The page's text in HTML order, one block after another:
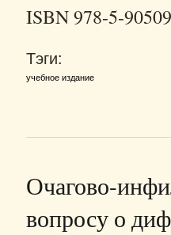
ISBN 978-5-
Тэги:
учебное издание
Очагово-
вопросу о